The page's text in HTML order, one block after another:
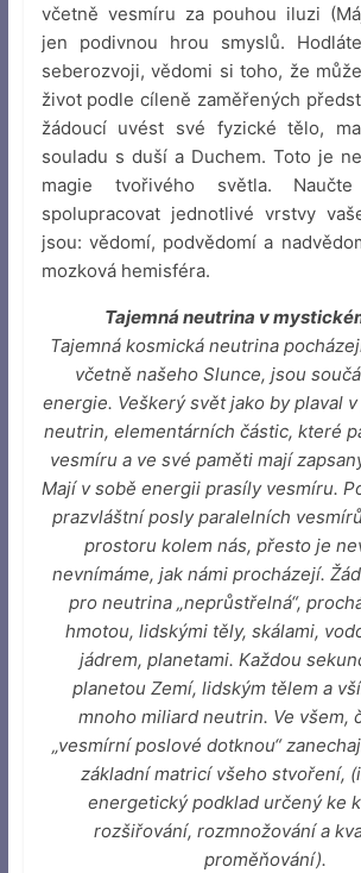
včetně vesmíru za pouhou iluzi
jen podivnou hrou smyslů.
seberozvoji, vědomi si toho, že
život podle cíleně zaměřených
žádoucí uvést své fyzické tělo,
souladu s duší a Duchem. Toto je
magie tvořivého světla.
spolupracovat jednotlivé vrstvy
jsou: vědomí, podvědomí a
mozková hemisféra.
Tajemná neutrina v
Tajemná kosmická neutrina
včetně našeho Slunce, jsou
energie. Veškerý svět jako by plaval
neutrin, elementárních částic, které
vesmíru a ve své paměti mají
Mají v sobě energii prasíly vesmíru.
prazvláštní posly paralelních
prostoru kolem nás, přesto je
nevnímáme, jak námi procházejí.
pro neutrina „neprůstřelná“,
hmotou, lidskými těly, skálami,
jádrem, planetami. Každou
planetou Zemí, lidským tělem a
mnoho miliard neutrin. Ve všem,
„vesmírní poslové dotknou“
základní matricí všeho stvoření,
energetický podklad určený ke
rozšiřování, rozmnožování a
proměňování).